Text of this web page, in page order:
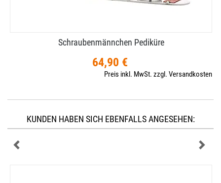
Schraubenmännchen Pediküre
64,90 €
Preis inkl. MwSt. zzgl. Versandkosten
KUNDEN HABEN SICH EBENFALLS ANGESEHEN: